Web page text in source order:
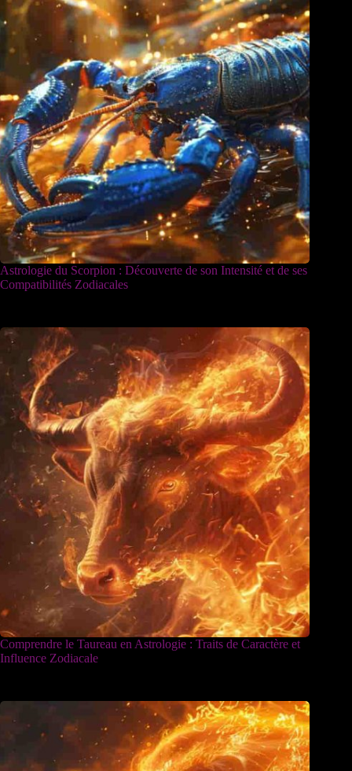
Astrologie du Scorpion : Découverte de son Intensité et de ses
Compatibilités Zodiacales
Comprendre le Taureau en Astrologie : Traits de Caractère et
Influence Zodiacale